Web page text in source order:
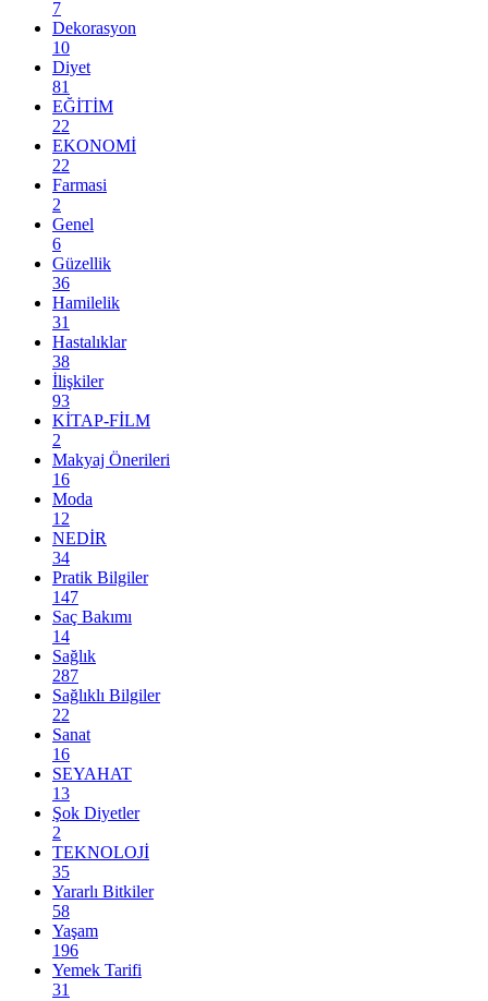
7
Dekorasyon
10
Diyet
81
EĞİTİM
22
EKONOMİ
22
Farmasi
2
Genel
6
Güzellik
36
Hamilelik
31
Hastalıklar
38
İlişkiler
93
KİTAP-FİLM
2
Makyaj Önerileri
16
Moda
12
NEDİR
34
Pratik Bilgiler
147
Saç Bakımı
14
Sağlık
287
Sağlıklı Bilgiler
22
Sanat
16
SEYAHAT
13
Şok Diyetler
2
TEKNOLOJİ
35
Yararlı Bitkiler
58
Yaşam
196
Yemek Tarifi
31